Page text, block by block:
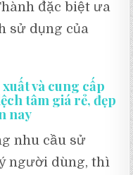
đặc biệt ưa
sử dụng của
và cung cấp
tâm giá rẻ, đẹp
nay
nhu cầu sử
người dùng, thì